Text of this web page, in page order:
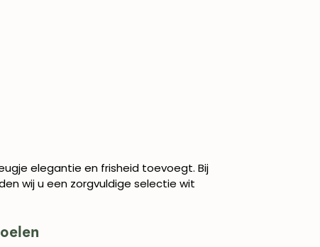
elegantie en frisheid toevoegt. Bij
wij u een zorgvuldige selectie wit